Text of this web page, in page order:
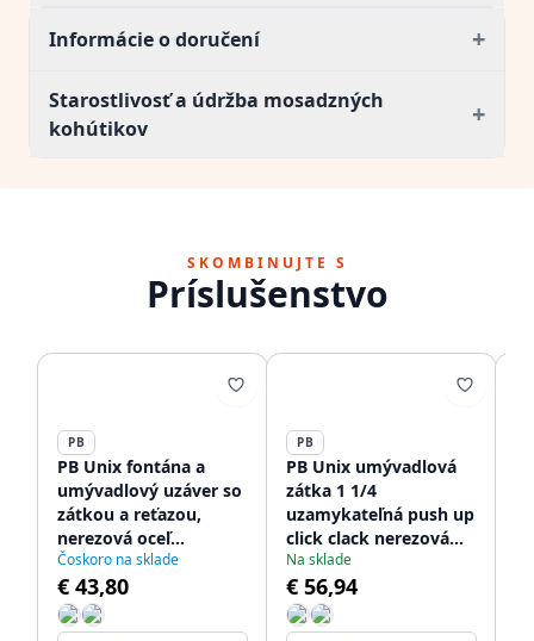
Informácie o doručení +
Starostlivosť a údržba mosadzných
kohútikov
+
SKOMBINUJTE S
Príslušenstvo
PB
PB Unix fontána a
umývadlový uzáver so
zátkou a reťazou,
nerezová oceľ
1208953282
Čoskoro na sklade
€ 43,80
PB
PB Unix umývadlová
zátka 1 1/4
uzamykateľná push up
click clack nerezová
oceľ 1208953285
Na sklade
€ 56,94